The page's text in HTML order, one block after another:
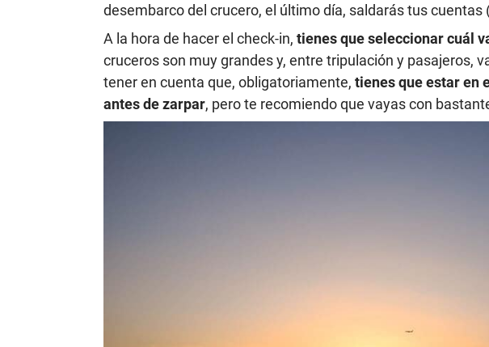
desembarco del crucero, el último día, saldarás tus
A la hora de hacer el check-in, tienes que seleccionar cuál
cruceros son muy grandes y, entre tripulación y pasajeros,
tener en cuenta que, obligatoriamente, tienes que estar en
antes de zarpar, pero te recomiendo que vayas con